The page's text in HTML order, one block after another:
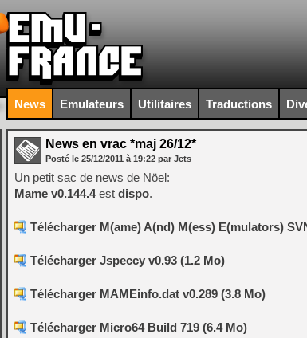
News Emulateurs Utilitaires Traductions
News en vrac *maj 26/12*
Posté le 25/12/2011 à 19:22 par Jets
Un petit sac de news de Nöel:
Mame v0.144.4est dispo.
Télécharger M(ame) A(nd) M(ess) E(mulators)
Télécharger Jspeccy v0.93 (1.2 Mo)
Télécharger MAMEinfo.dat v0.289 (3.8 Mo)
Télécharger Micro64 Build 719 (6.4 Mo)